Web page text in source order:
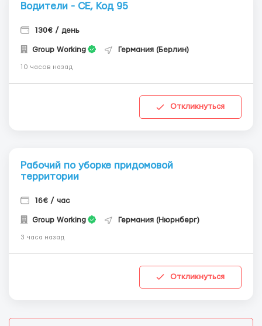
Водители - СЕ, Код 95
130€ / день
Group Working Германия (Берлин)
10 часов назад
Откликнуться
Рабочий по уборке придомовой
территории
16€ / час
Group Working Германия (Нюрнберг)
3 часа назад
Откликнуться